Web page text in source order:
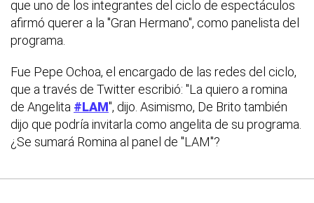
que uno de los integrantes del ciclo de espectáculos
afirmó querer a la "Gran Hermano", como panelista del
programa.
Fue Pepe Ochoa, el encargado de las redes del ciclo,
que a través de Twitter escribió: "La quiero a romina
de Angelita #LAM", dijo. Asimismo, De Brito también
dijo que podría invitarla como angelita de su programa.
¿Se sumará Romina al panel de "LAM"?